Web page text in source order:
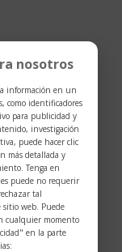
nosotros
a información en un
como identificadores
para publicidad y
investigación
puede hacer clic
más detallada y
Tenga en
puede no requerir
tal
sitio web. Puede
cualquier momento
en la parte